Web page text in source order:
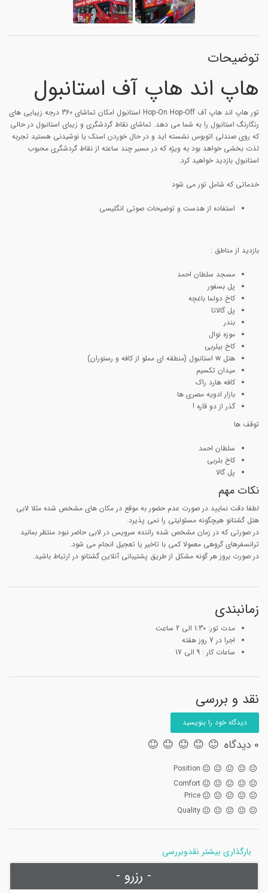
توضیحات
هاپ اند هاپ آف استانبول
تور هاپ اند هاپ آف Hop-On Hop-Off استانبول امکان تماشای 360 درجه زیبایی های
رنگارنگ استانبول را به شما می دهد. تماشای نقاط گردشگری و زیبای استانبول در حالی
که روی صندلی اتوبوس نشسته اید و در حال خوردن اسنک یا نوشیدنی هستید تجربه
لذت بخشی خواهد بود به ویژه که در مسیر چند ساعته از نقاط گردشگری محبوب
استانبول بازدید خواهید کرد.
خدماتی که شامل تور می شود
استفاده از هدست و توضیحات صوتی انگلیسی
بازدید از مناطق :
مسجد سلطان احمد
پل بسفور
کاخ دولما باغچه
پل گالاتا
بندر
موزه نوال
کاخ بیلربی
هتل w استانبول (منطقه ای مملو از کافه و رستوران)
میدان تکسیم
کافه هارد راک
بازار ادویه مصری ها
گذر از دو قاره !
توقف ها
سلطان احمد
کاخ بلربی
پل گالا
نکات مهم
لطفا دقت نمایید در صورت عدم حضور به موقع در مکان های مشخص شده مثلا لابی
هتل گشتانو هیچگونه مسئولیتی را نمی پذیرد.
در صورتی که در زمان مشخص شده راننده سرویس در لابی حاضر نبود منتظر بمانید
ترانسفرهای گروهی معمولا کمی با تاخیر یا تعجیل انجام می شود.
در صورت بروز هر گونه مشکل از طریق پشتیبانی آنلاین گشتانو در ارتباط باشید.
زمانبندی
مدت تور: 1:30 الی 2 ساعت
اجرا در 7 روز هفته
ساعات کار : 9 الی 17
نقد و بررسی
دیدگاه خود را بنویسید
0 دیدگاه
Position
Comfort
Price
Quality
بارگذاری بیشتر نقدوبررسی
- رزرو -